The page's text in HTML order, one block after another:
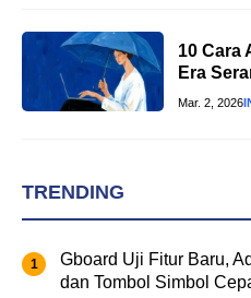
10 Cara
Era
Mar. 2, 2026
TRENDING
Gboard Uji Fitur Baru,
dan Tombol Simbol